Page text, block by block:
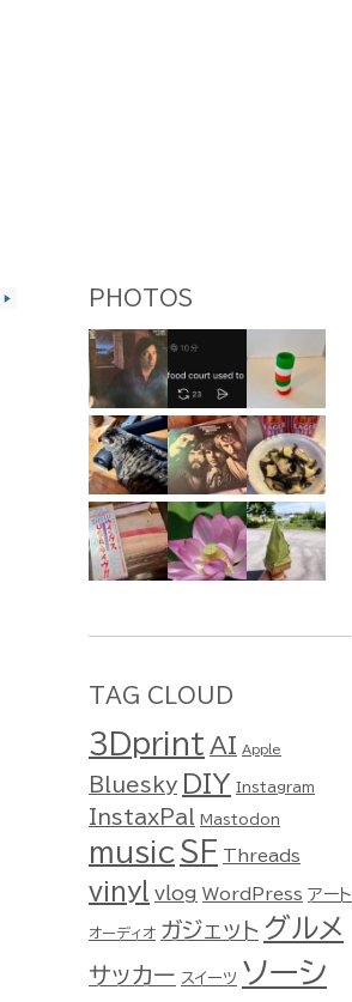
▶ PHOTOS
TAG CLOUD
3Dprint AI Apple
Bluesky DIY Instagram
InstaxPal Mastodon
music SF Threads
vinyl vlog WordPress アート
オーディオ ガジェット グルメ
サッカー スイーツ ソーシ